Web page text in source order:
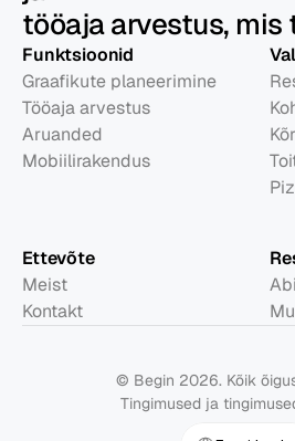
tööaja arvestus, mis
Funktsioonid
Graafikute planeerimine
Tööaja arvestus
Aruanded
Mobiilirakendus
Ettevõte
Meist
Kontakt
© Begin 2026. Kõik
Tingimused ja